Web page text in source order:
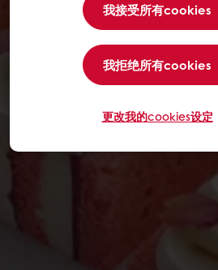
我接受所有cookies
我拒绝所有cookies
更改我的cookies设定